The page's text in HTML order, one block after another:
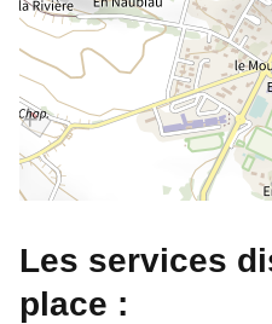
Les services
place :